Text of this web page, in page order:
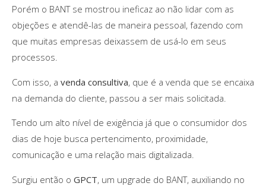
Porém o BANT se mostrou ineficaz ao não lidar com as
objeções e atendê-las de maneira pessoal, fazendo com
que muitas empresas deixassem de usá-lo em seus
processos.
Com isso, a venda consultiva, que é a venda que se encaixa
na demanda do cliente, passou a ser mais solicitada.
Tendo um alto nível de exigência já que o consumidor dos
dias de hoje busca pertencimento, proximidade,
comunicação e uma relação mais digitalizada.
Surgiu então o GPCT, um upgrade do BANT, auxiliando no